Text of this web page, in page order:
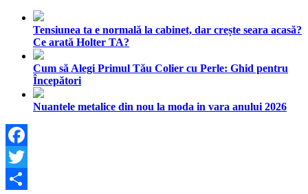
Tensiunea ta e normală la cabinet, dar crește seara acasă?
Ce arată Holter TA?
Cum să Alegi Primul Tău Colier cu Perle: Ghid pentru
Începători
Nuantele metalice din nou la moda in vara anului 2026
Facebook
Twitter